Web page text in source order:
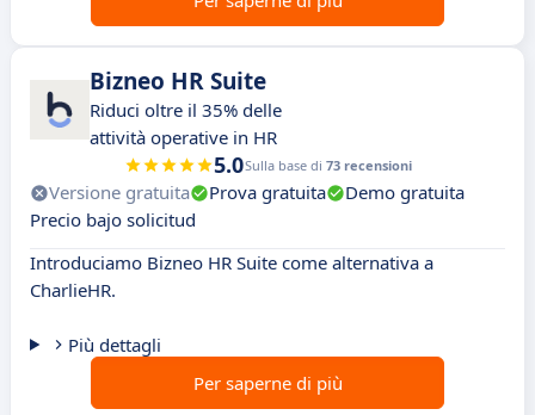
Bizneo HR Suite
Riduci oltre il 35% delle
attività operative in HR
5.0Sulla base di 73 recensioni
Versione gratuita Prova gratuita
Demo gratuita
Precio bajo solicitud
Introduciamo Bizneo HR Suite come alternativa a
CharlieHR.
Più dettagli
Per saperne di più